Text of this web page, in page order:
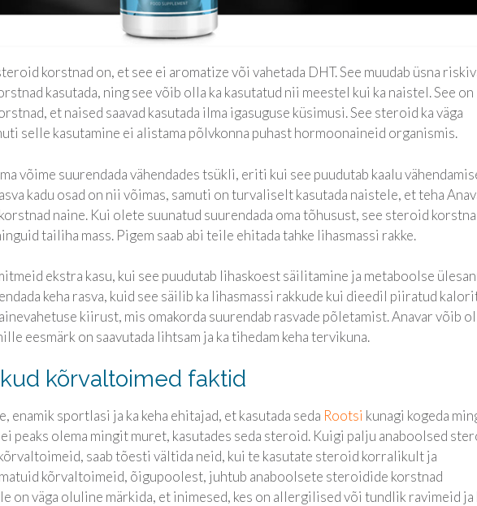
korstnad on, et see ei aromatize või vahetada DHT. See muudab üsna
kasutada, ning see võib olla ka kasutatud nii meestel kui ka naistel. See on
et naised saavad kasutada ilma igasuguse küsimusi. See steroid ka väga
selle kasutamine ei alistama põlvkonna puhast hormoonaineid organismis.
võime suurendada vähendades tsükli, eriti kui see puudutab kaalu
kadu osad on nii võimas, samuti on turvaliselt kasutada naistele, et teha
naine. Kui olete suunatud suurendada oma tõhusust, see steroid
tailiha mass. Pigem saab abi teile ehitada tahke lihasmassi rakke.
ekstra kasu, kui see puudutab lihaskoest säilitamine ja metaboolse
keha rasva, kuid see säilib ka lihasmassi rakkude kui dieedil piiratud
kiirust, mis omakorda suurendab rasvade põletamist. Anavar võib
eesmärk on saavutada lihtsam ja ka tihedam keha tervikuna.
kõrvaltoimed faktid
enamik sportlasi ja ka keha ehitajad, et kasutada seda Rootsi kunagi kogeda
peaks olema mingit muret, kasutades seda steroid. Kuigi palju anaboolsed
saab tõesti vältida neid, kui te kasutate steroid korralikult ja
kõrvaltoimeid, õigupoolest, juhtub anaboolsete steroidide korstnad
on väga oluline märkida, et inimesed, kes on allergilised või tundlik ravimeid ja